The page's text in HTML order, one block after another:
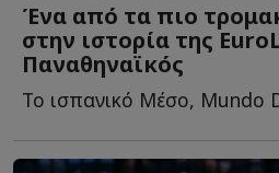
Ένα από τα πιο
στην ιστορία της
Παναθηναϊκός